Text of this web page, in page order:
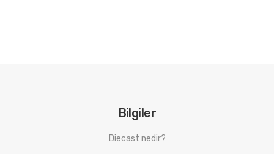
Bilgiler
Diecast nedir?